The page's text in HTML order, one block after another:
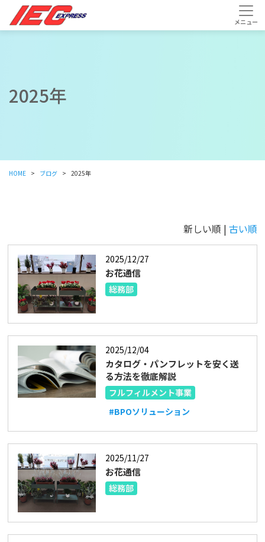
2025年
HOME ブログ 2025年
新しい順 | 古い順
2025/12/27
お花通信
総務部
2025/12/04
カタログ・パンフレットを安く送
る方法を徹底解説
フルフィルメント事業
#BPOソリューション
2025/11/27
お花通信
総務部